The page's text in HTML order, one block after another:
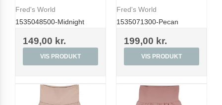
Fred's World
1535048500-Midnight
149,00 kr.
VIS PRODUKT
Fred's World
1535071300-Pecan
199,00 kr.
VIS PRODUKT